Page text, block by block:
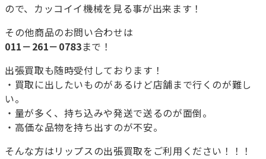
ので、カッコイイ機械を見る事が出来ます！
その他商品のお問い合わせは
011－261－0783まで！
出張買取も随時受付しております！
・買取に出したいものがあるけど店舗まで行くのが難し
い。
・量が多く、持ち込みや発送で送るのが面倒。
・高価な品物を持ち出すのが不安。
そんな方はリップスの出張買取をご利用ください！！！